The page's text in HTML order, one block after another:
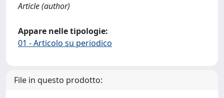
Article (author)
Appare nelle tipologie:
01 - Articolo su periodico
File in questo prodotto: